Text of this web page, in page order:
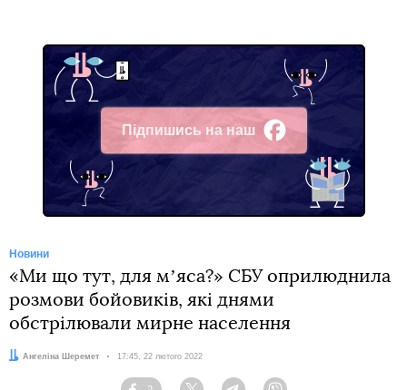
Підпишись на наш
Facebook
Новини
«Ми що тут, для мʼяса?» СБУ оприлюднила
розмови бойовиків, які днями
обстрілювали мирне населення
Автор:
Ангеліна Шеремет Дата:
17:45, 22 лютого 2022